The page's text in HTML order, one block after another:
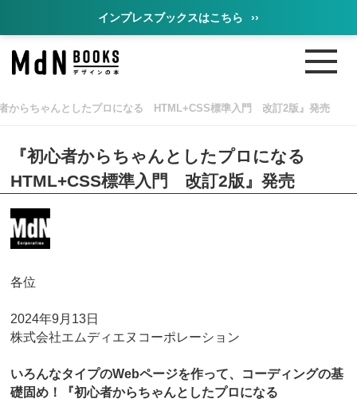
インプレスブックスはこちら ››
からちゃんとしたプロになる HTML+CSS標準入門 改訂2版』発売
『初心者からちゃんとしたプロになる
HTML+CSS標準入門 改訂2版』発売
各位
2024年9月13日
株式会社エムディエヌコーポレーション
いろんなタイプのWebページを作って、コーディングの基
礎固め！『初心者からちゃんとしたプロになる